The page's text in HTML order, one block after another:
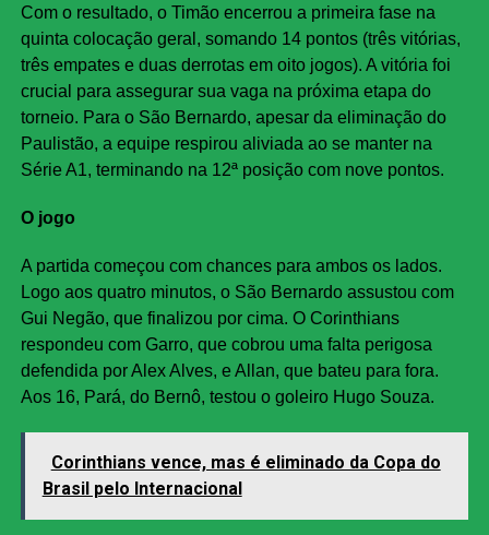
Com o resultado, o Timão encerrou a primeira fase na
quinta colocação geral, somando 14 pontos (três vitórias,
três empates e duas derrotas em oito jogos). A vitória foi
crucial para assegurar sua vaga na próxima etapa do
torneio. Para o São Bernardo, apesar da eliminação do
Paulistão, a equipe respirou aliviada ao se manter na
Série A1, terminando na 12ª posição com nove pontos.
O jogo
A partida começou com chances para ambos os lados.
Logo aos quatro minutos, o São Bernardo assustou com
Gui Negão, que finalizou por cima. O Corinthians
respondeu com Garro, que cobrou uma falta perigosa
defendida por Alex Alves, e Allan, que bateu para fora.
Aos 16, Pará, do Bernô, testou o goleiro Hugo Souza.
Corinthians vence, mas é eliminado da Copa do
Brasil pelo Internacional